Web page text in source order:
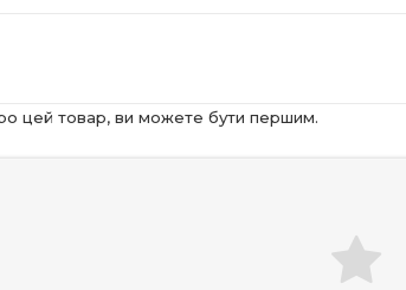
цей товар, ви можете бути першим.